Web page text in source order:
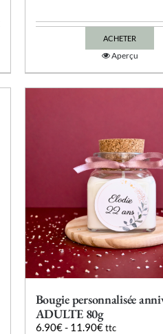
ACHETER
Ce
produit
a
plusieurs
peuvent
être
choisies
sur
la
page
du
produit
Aperçu
Bougie personnalisée
ADULTE 80g
6.90€- 11.90€ ttc